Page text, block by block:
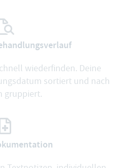
wiederfinden. Deine
sortiert und nach
gruppiert.